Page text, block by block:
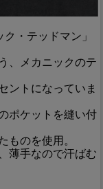
・テッドマン」
、メカニックのテ
ントになっていま
ポケットを縫い付
ものを使用。
薄手なので汗ばむ